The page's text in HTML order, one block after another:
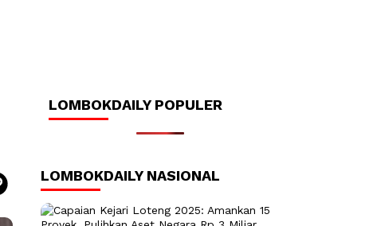
LOMBOKDAILY POPULER
LOMBOKDAILY NASIONAL